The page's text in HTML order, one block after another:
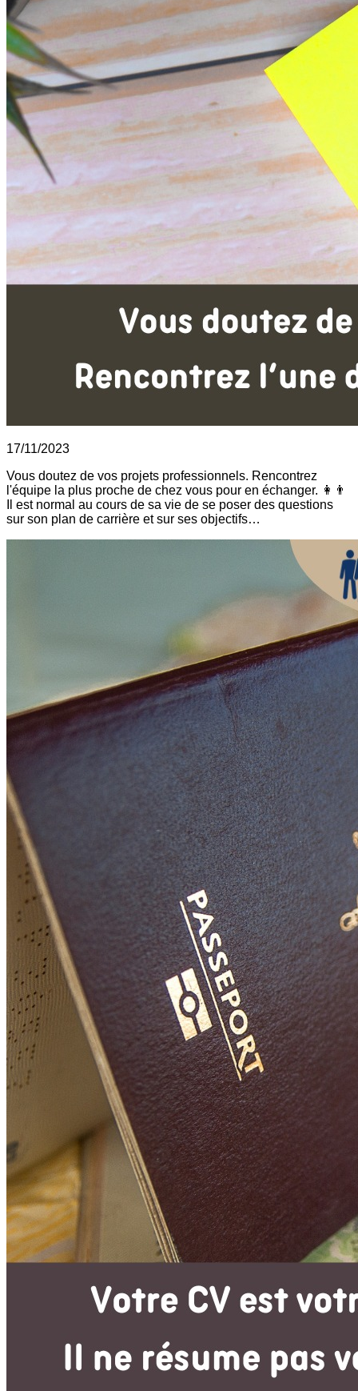
17/11/2023
Vous doutez de vos projets professionnels. Rencontrez
l'équipe la plus proche de chez vous pour en échanger. 👩👨
Il est normal au cours de sa vie de se poser des questions
sur son plan de carrière et sur ses objectifs…